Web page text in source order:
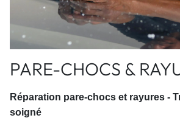
PARE-CHOCS &
Réparation pare-chocs et rayures -
soigné